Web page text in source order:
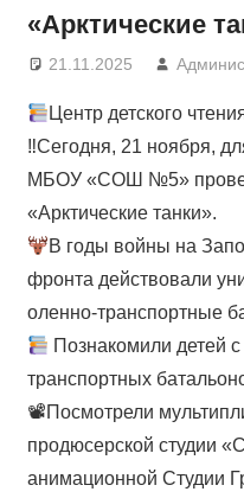
«Арктические
21.11.2025
Центр детского
‼Сегодня, 21 ноября,
МБОУ «СОШ №5»
«Арктические танки».
В годы войны на
фронта действовали
оленно-транспортные
Познакомили детей
транспортных
📽Посмотрели
продюсерской студии
анимационной Студии